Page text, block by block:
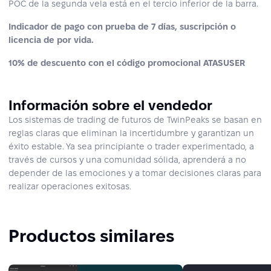
POC de la segunda vela está en el tercio inferior de la barra.
Indicador de pago con prueba de 7 días, suscripción o
licencia de por vida.
10% de descuento con el código promocional ATASUSER
Información sobre el vendedor
Los sistemas de trading de futuros de TwinPeaks se basan en
reglas claras que eliminan la incertidumbre y garantizan un
éxito estable. Ya sea principiante o trader experimentado, a
través de cursos y una comunidad sólida, aprenderá a no
depender de las emociones y a tomar decisiones claras para
realizar operaciones exitosas.
Productos similares